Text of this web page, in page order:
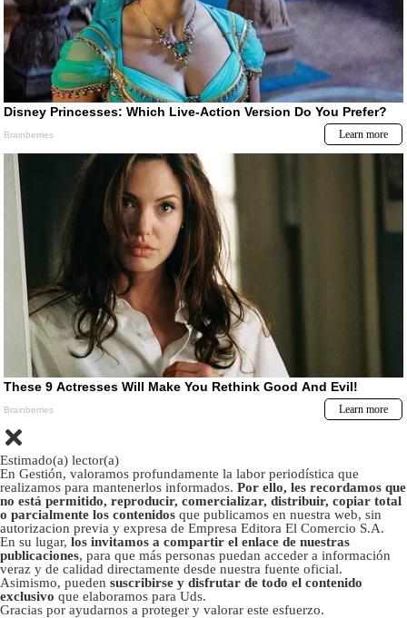
Estimado(a) lector(a)
En Gestión, valoramos profundamente la labor periodística que
realizamos para mantenerlos informados. Por ello, les recordamos que
no está permitido, reproducir, comercializar, distribuir, copiar total
o parcialmente los contenidos que publicamos en nuestra web, sin
autorizacion previa y expresa de Empresa Editora El Comercio S.A.
En su lugar, los invitamos a compartir el enlace de nuestras
publicaciones, para que más personas puedan acceder a información
veraz y de calidad directamente desde nuestra fuente oficial.
Asimismo, pueden suscribirse y disfrutar de todo el contenido
exclusivo que elaboramos para Uds.
Gracias por ayudarnos a proteger y valorar este esfuerzo.